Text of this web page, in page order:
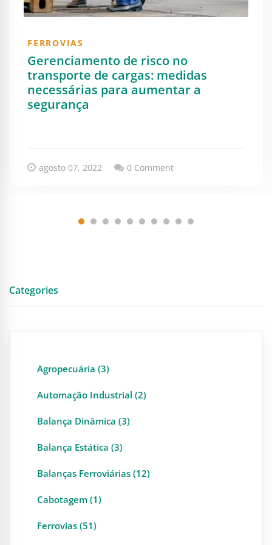
Categories
Agropecuária (3)
Automação Industrial (2)
Balança Dinâmica (3)
Balança Estática (3)
Balanças Ferroviárias (12)
Cabotagem (1)
Ferrovias (51)
FERROVIAS
Gerenciamento de risco no
transporte de cargas: medidas
necessárias para aumentar a
segurança
agosto 07, 2022 0 Comment